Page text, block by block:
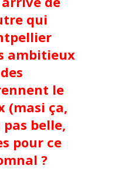
qui
ambitieux
le
(masi ça,
belle,
pour ce
?